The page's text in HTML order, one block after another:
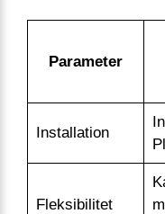
Parameter
Installation
Fleksibilitet